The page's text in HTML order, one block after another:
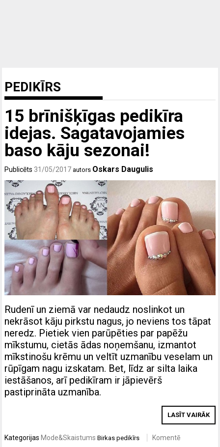
PEDIKĪRS
15 brīnišķīgas pedikīra
idejas. Sagatavojamies
baso kāju sezonai!
Publicēts 31/05/2017 autors Oskars Daugulis
Rudenī un ziemā var nedaudz noslinkot un
nekrāsot kāju pirkstu nagus, jo neviens tos tāpat
neredz. Pietiek vien parūpēties par papēžu
mīkstumu, cietās ādas noņemšanu, izmantot
mīkstinošu krēmu un veltīt uzmanību veselam un
rūpīgam nagu izskatam. Bet, līdz ar silta laika
iestāšanos, arī pedikīram ir jāpievērš
pastiprināta uzmanība.
LASĪT VAIRĀK
Kategorijas Mode&Skaistums Birkaspedikīrs Komentē